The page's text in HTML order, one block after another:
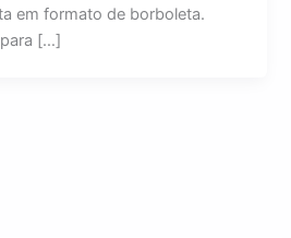
em formato de borboleta.
[…]